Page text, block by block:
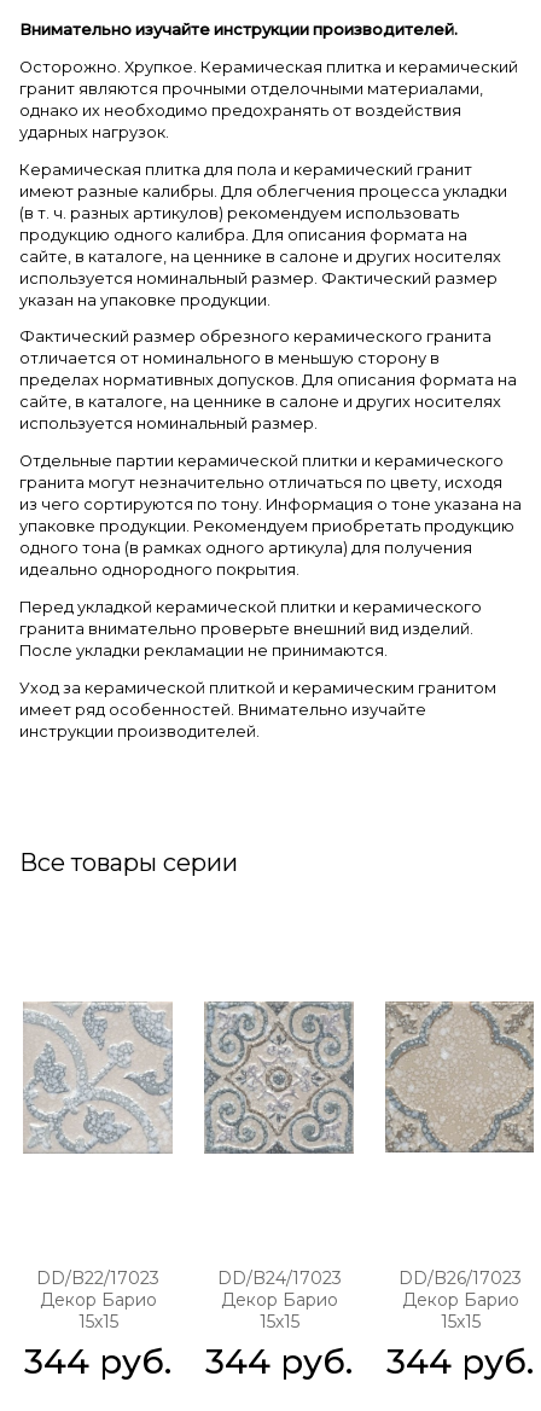
Внимательно изучайте инструкции производителей.
Осторожно. Хрупкое. Керамическая плитка и керамический
гранит являются прочными отделочными материалами,
однако их необходимо предохранять от воздействия
ударных нагрузок.
Керамическая плитка для пола и керамический гранит
имеют разные калибры. Для облегчения процесса укладки
(в т. ч. разных артикулов) рекомендуем использовать
продукцию одного калибра. Для описания формата на
сайте, в каталоге, на ценнике в салоне и других носителях
используется номинальный размер. Фактический размер
указан на упаковке продукции.
Фактический размер обрезного керамического гранита
отличается от номинального в меньшую сторону в
пределах нормативных допусков. Для описания формата на
сайте, в каталоге, на ценнике в салоне и других носителях
используется номинальный размер.
Отдельные партии керамической плитки и керамического
гранита могут незначительно отличаться по цвету, исходя
из чего сортируются по тону. Информация о тоне указана на
упаковке продукции. Рекомендуем приобретать продукцию
одного тона (в рамках одного артикула) для получения
идеально однородного покрытия.
Перед укладкой керамической плитки и керамического
гранита внимательно проверьте внешний вид изделий.
После укладки рекламации не принимаются.
Уход за керамической плиткой и керамическим гранитом
имеет ряд особенностей. Внимательно изучайте
инструкции производителей.
Все товары серии
DD/B22/17023
Декор Барио
15х15
344 руб.
DD/B24/17023
Декор Барио
15х15
344 руб.
DD/B26/17023
Декор Барио
15х15
344 руб.